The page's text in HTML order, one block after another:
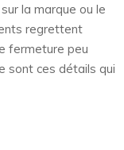
la marque ou le
regrettent
fermeture peu
sont ces détails qui